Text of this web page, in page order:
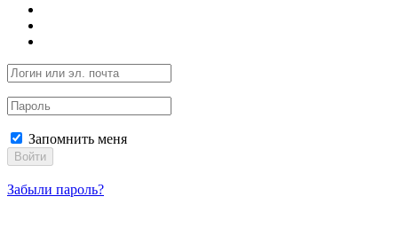
Запомнить меня
Войти
Забыли пароль?